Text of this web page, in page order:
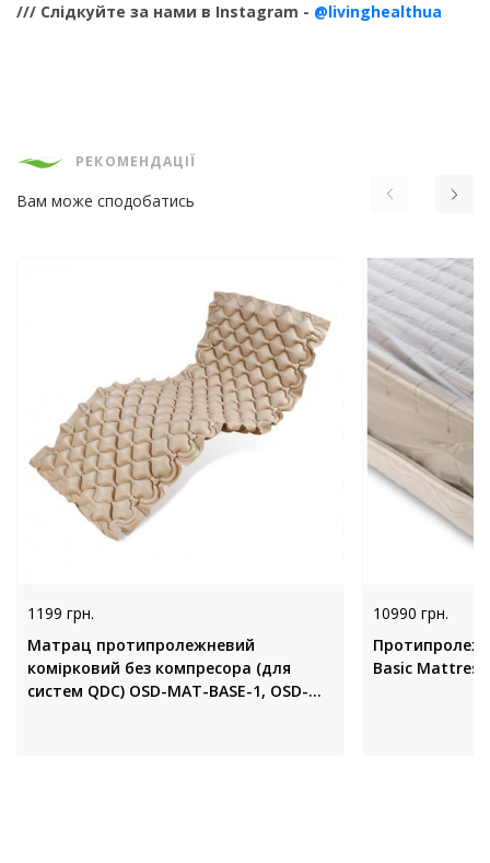
/// Слідкуйте за нами в Instagram - @livinghealthua
РЕКОМЕНДАЦІЇ
Вам може сподобатись
1199 грн.
Матрац протипролежневий
комірковий без компресора (для
систем QDC) OSD-MAT-BASE-1, OSD-F-
10990 грн.
Basic Mattress,